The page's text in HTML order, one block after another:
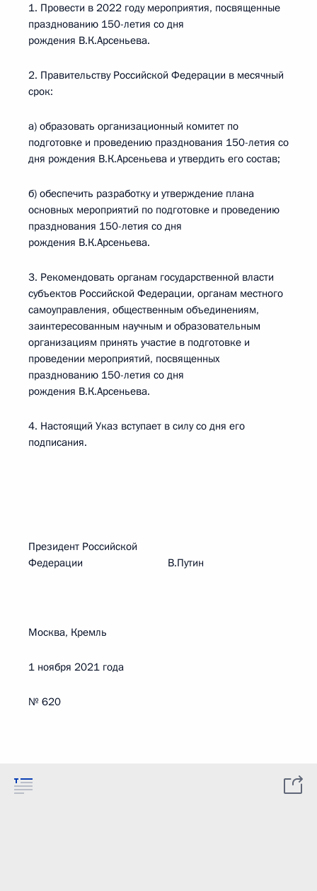
1. Провести в 2022 году мероприятия, посвященные
празднованию 150-летия со дня
рождения В.К.Арсеньева.
2. Правительству Российской Федерации в месячный
срок:
а) образовать организационный комитет по
подготовке и проведению празднования 150-летия со
дня рождения В.К.Арсеньева и утвердить его состав;
б) обеспечить разработку и утверждение плана
основных мероприятий по подготовке и проведению
празднования 150-летия со дня
рождения В.К.Арсеньева.
3. Рекомендовать органам государственной власти
субъектов Российской Федерации, органам местного
самоуправления, общественным объединениям,
заинтересованным научным и образовательным
организациям принять участие в подготовке и
проведении мероприятий, посвященных
празднованию 150-летия со дня
рождения В.К.Арсеньева.
4. Настоящий Указ вступает в силу со дня его
подписания.
Президент Российской
Федерации В.Путин
Москва, Кремль
1 ноября 2021 года
№ 620